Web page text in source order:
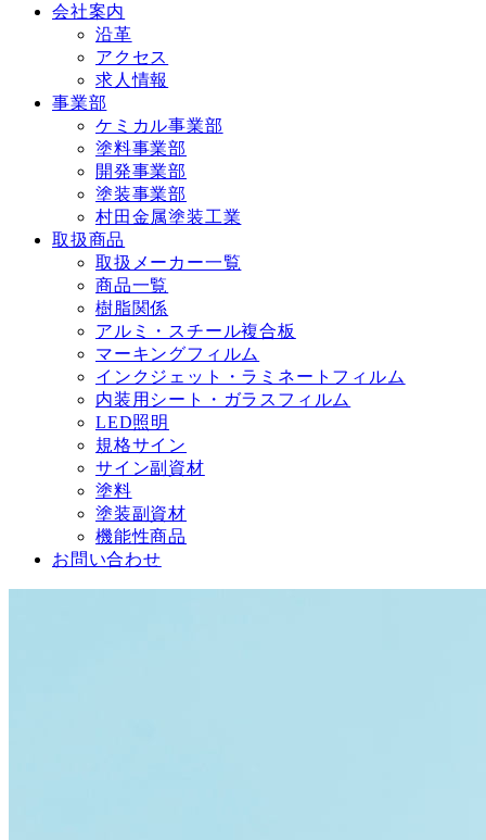
会社案内
沿革
アクセス
求人情報
事業部
ケミカル事業部
塗料事業部
開発事業部
塗装事業部
村田金属塗装工業
取扱商品
取扱メーカー一覧
商品一覧
樹脂関係
アルミ・スチール複合板
マーキングフィルム
インクジェット・ラミネートフィルム
内装用シート・ガラスフィルム
LED照明
規格サイン
サイン副資材
塗料
塗装副資材
機能性商品
お問い合わせ